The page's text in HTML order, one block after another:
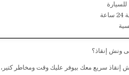
ونش إنقاذ؟
إنقاذ سريع معك بيوفر عليك وقت ومخاطر